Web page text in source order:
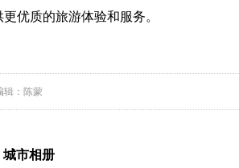
更优质的旅游体验和服务。
辑：陈蒙